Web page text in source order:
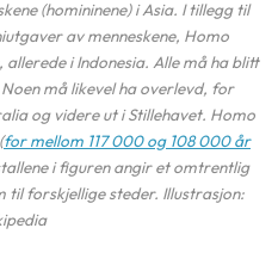
(homininene) i Asia. I tillegg til
av menneskene, Homo
allerede i Indonesia. Alle må ha blitt
må likevel ha overlevd, for
og videre ut i Stillehavet. Homo
for mellom 117 000 og 108 000 år
i figuren angir et omtrentlig
til forskjellige steder. Illustrasjon: